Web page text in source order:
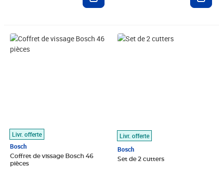
Livr. offerte
Bosch
Coffret de vissage Bosch 46
pièces
Prix 37,58€
Livr. offerte
Bosch
Set de 2 cutters
Prix 39,03€